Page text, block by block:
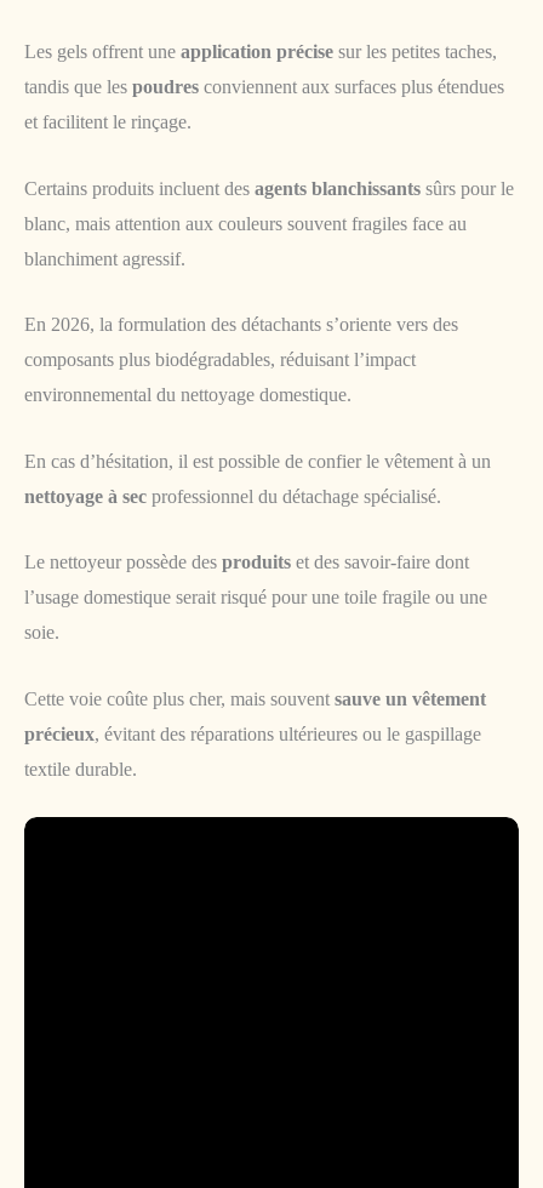
Les gels offrent une application précise sur les petites taches,
tandis que les poudres conviennent aux surfaces plus étendues
et facilitent le rinçage.
Certains produits incluent des agents blanchissants sûrs pour le
blanc, mais attention aux couleurs souvent fragiles face au
blanchiment agressif.
En 2026, la formulation des détachants s’oriente vers des
composants plus biodégradables, réduisant l’impact
environnemental du nettoyage domestique.
En cas d’hésitation, il est possible de confier le vêtement à un
nettoyage à sec professionnel du détachage spécialisé.
Le nettoyeur possède des produits et des savoir-faire dont
l’usage domestique serait risqué pour une toile fragile ou une
soie.
Cette voie coûte plus cher, mais souvent sauve un vêtement
précieux, évitant des réparations ultérieures ou le gaspillage
textile durable.